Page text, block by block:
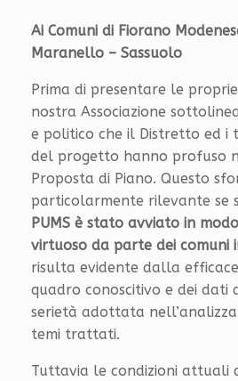
Ai Comuni di Fiorano
Maranello – Sassuolo
Prima di presentare le
nostra Associazione
e politico che il Distretto ed i
del progetto hanno profuso
Proposta di Piano. Questo
particolarmente rilevante se
PUMS è stato avviato in
virtuoso da parte dei comuni
risulta evidente dalla
quadro conoscitivo e dei dati
serietà adottata
temi trattati.
Tuttavia le condizioni attuali